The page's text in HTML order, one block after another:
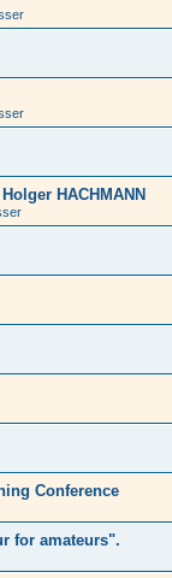
HACHMANN
Conference
for amateurs".